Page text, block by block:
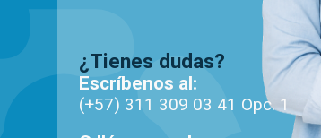
¿Tienes dudas?
Escríbenos al:
(+57) 311 309 03 41 Opc. 1